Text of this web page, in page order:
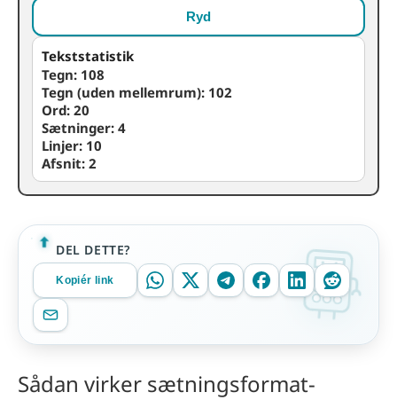
Ryd
Tekststatistik
Tegn: 108
Tegn (uden mellemrum): 102
Ord: 20
Sætninger: 4
Linjer: 10
Afsnit: 2
DEL DETTE?
Kopiér link
Sådan virker sætningsformat-